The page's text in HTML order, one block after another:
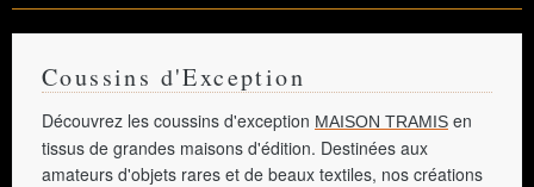
Coussins d'Exception
Découvrez les coussins d'exception MAISON TRAMIS en
tissus de grandes maisons d'édition. Destinées aux
amateurs d'objets rares et de beaux textiles, nos créations